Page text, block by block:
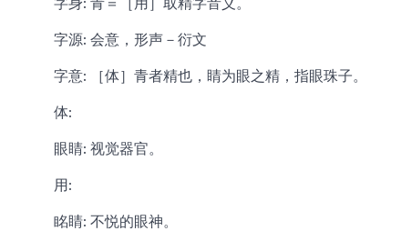
字源: 会意，形声－衍文
字意: ［体］青者精也，睛为眼之精，指眼珠子。
体:
眼睛: 视觉器官。
用:
眳睛: 不悦的眼神。